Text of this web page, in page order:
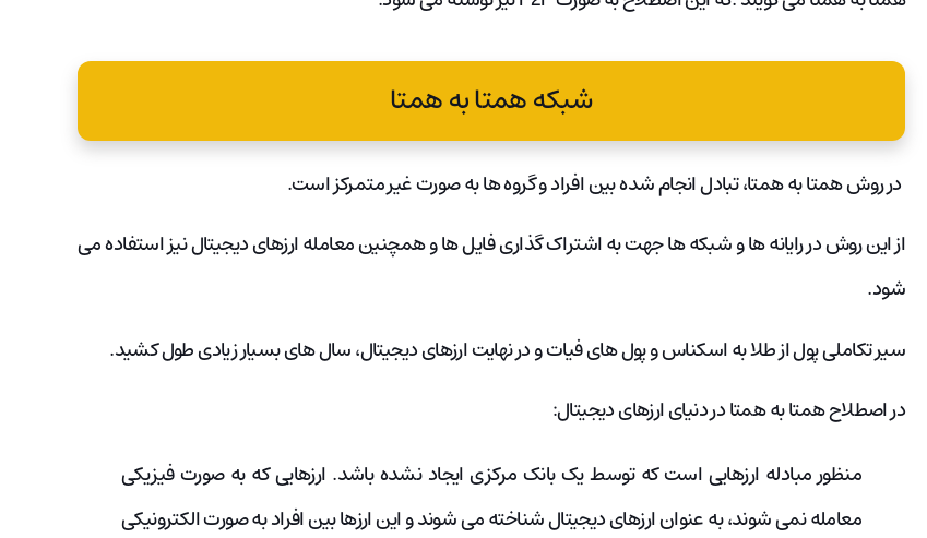
شبکه همتا به همتا
در روش همتا به همتا، تبادل انجام شده بین افراد و گروه ها به صورت غیر متمرکز است.
از این روش در رایانه ها و شبکه ها جهت به اشتراک گذاری فایل ها و همچنین معامله ارزهای دیجیتال نیز استفاده می
شود.
سیر تکاملی پول از طلا به اسکناس و پول های فیات و در نهایت ارزهای دیجیتال، سال های بسیار زیادی طول کشید.
در اصطلاح همتا به همتا در دنیای ارزهای دیجیتال:
منظور مبادله ارزهایی است که توسط یک بانک مرکزی ایجاد نشده باشد. ارزهایی که به صورت فیزیکی
معامله نمی شوند، به عنوان ارزهای دیجیتال شناخته می شوند و این ارزها بین افراد به صورت الکترونیکی